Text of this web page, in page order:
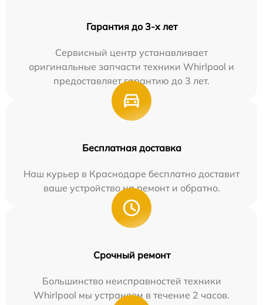
Гарантия до 3-х лет
Сервисный центр устанавливает
оригинальные запчасти техники Whirlpool и
предоставляет гарантию до 3 лет.
Бесплатная доставка
Наш курьер в Краснодаре бесплатно доставит
ваше устройство на ремонт и обратно.
Срочный ремонт
Большинство неисправностей техники
Whirlpool мы устраняем в течение 2 часов.